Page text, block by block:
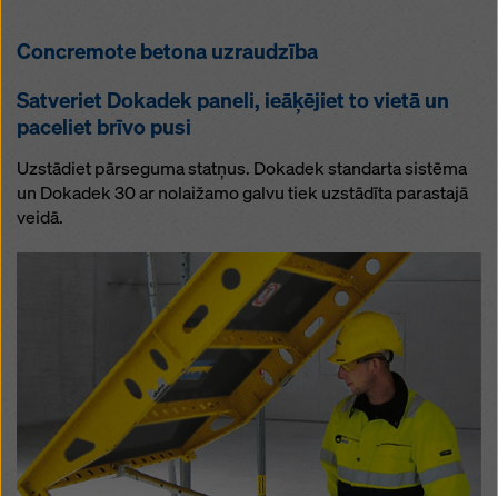
Concremote betona uzraudzība
Satveriet Dokadek paneli, ieāķējiet to vietā un
paceliet brīvo pusi
Uzstādiet pārseguma statņus. Dokadek standarta sistēma
un Dokadek 30 ar nolaižamo galvu tiek uzstādīta parastajā
veidā.